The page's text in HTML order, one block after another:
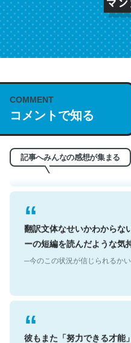
COMMENT
コメントで知る
記事へみんなの感想が集まる
これは名文。彼はとてもク
う。英語少しでも読める人
れ好き。Let’s Fucking
翻訳文体なせいかわからな
ーの短編を読んだような気
彼もまた「努力できる才能